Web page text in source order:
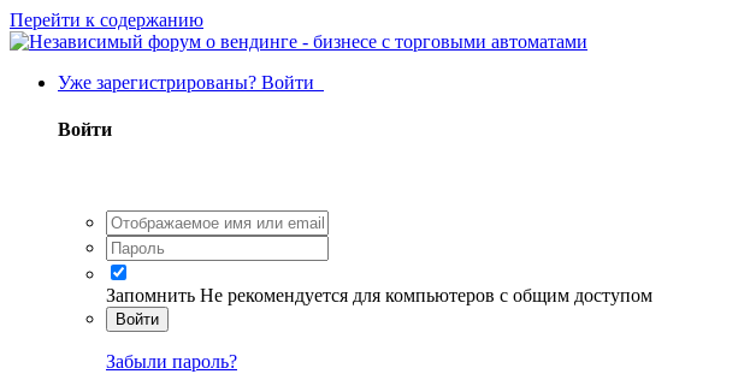
Перейти к содержанию
Уже зарегистрированы? Войти
Войти
Запомнить Не рекомендуется для компьютеров с общим доступом
Войти
Забыли пароль?